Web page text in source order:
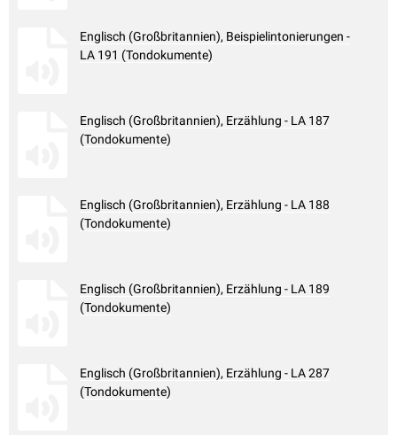
Englisch (Großbritannien), Beispielintonierungen -
LA 191 (Tondokumente)
Englisch (Großbritannien), Erzählung - LA 187
(Tondokumente)
Englisch (Großbritannien), Erzählung - LA 188
(Tondokumente)
Englisch (Großbritannien), Erzählung - LA 189
(Tondokumente)
Englisch (Großbritannien), Erzählung - LA 287
(Tondokumente)